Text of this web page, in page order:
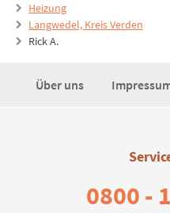
Heizung
Langwedel, Kreis Verden
Rick A.
Über uns
0800 -